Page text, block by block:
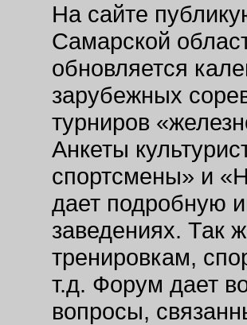
На сайте
Самарской
обновляется
зарубежных
турниров
Анкеты
спортсмены» и
дает подробную
заведениях. Так
тренировкам,
т.д. Форум дает
вопросы,